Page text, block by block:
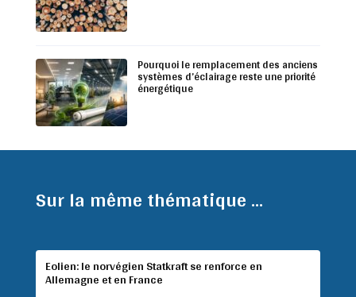
Pourquoi le remplacement des anciens
systèmes d’éclairage reste une priorité
énergétique
Sur la même thématique ...
Eolien: le norvégien Statkraft se renforce en
Allemagne et en France